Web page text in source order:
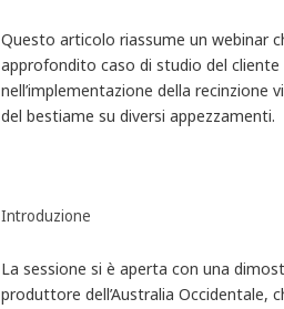
Questo articolo riassume un webinar
approfondito caso di studio del cliente
nell’implementazione della recinzione
del bestiame su diversi appezzamenti.
Introduzione
La sessione si è aperta con una
produttore dell’Australia Occidentale,